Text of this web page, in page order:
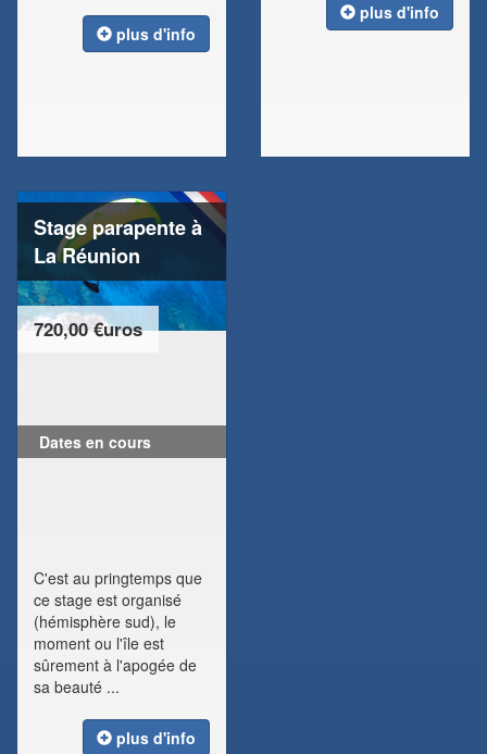
plus d'info
plus d'info
Stage parapente à
La Réunion
720,00 €uros
Dates en cours
C'est au pringtemps que
ce stage est organisé
(hémisphère sud), le
moment ou l'île est
sûrement à l'apogée de
sa beauté ...
plus d'info